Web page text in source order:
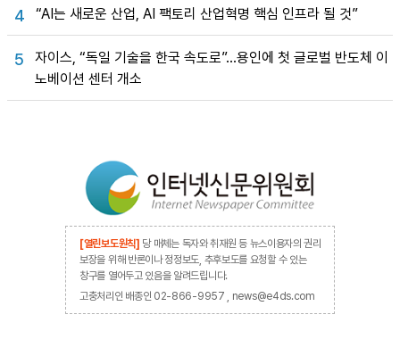
4 “AI는 새로운 산업, AI 팩토리 산업혁명 핵심 인프라 될 것”
5
자이스, “독일 기술을 한국 속도로”…용인에 첫 글로벌 반도체 이
노베이션 센터 개소
[열린보도원칙] 당 매체는 독자와 취재원 등 뉴스이용자의 권리
보장을 위해 반론이나 정정보도, 추후보도를 요청할 수 있는
창구를 열어두고 있음을 알려드립니다.
고충처리인 배종인 02-866-9957 , news@e4ds.com